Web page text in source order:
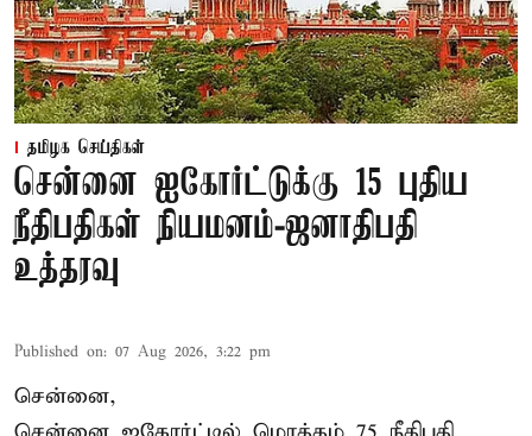
தமிழக செய்திகள்
சென்னை ஐகோர்ட்டுக்கு 15 புதிய
நீதிபதிகள் நியமனம்-ஜனாதிபதி
உத்தரவு
Published on: 07 Aug 2026, 3:22 pm
சென்னை,